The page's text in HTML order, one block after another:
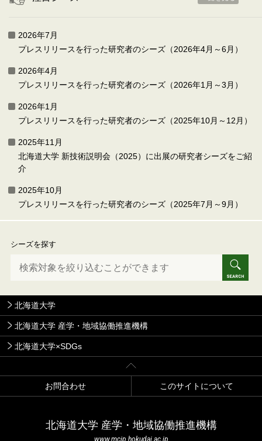
2026年7月
プレスリリースを行った研究者のシーズ（2026年4月～6月）
2026年4月
プレスリリースを行った研究者のシーズ（2026年1月～3月）
2026年1月
プレスリリースを行った研究者のシーズ（2025年10月～12月）
2025年11月
北海道大学 新技術説明会（2025）に出展の研究者シーズをご紹
介
2025年10月
プレスリリースを行った研究者のシーズ（2025年7月～9月）
シーズを探す
北海道大学
北海道大学 産学・地域協働推進機構
北海道大学×SDGs
お問合わせ このサイトについて
北海道⼤学 産学・地域協働推進機構
www.mcip.hokudai.ac.jp